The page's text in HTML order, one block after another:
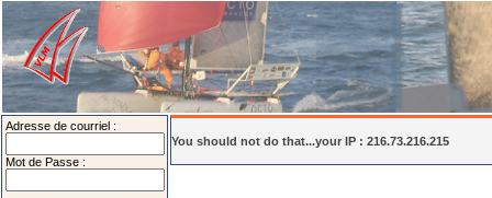
Adresse de courriel :
Mot de Passe :
You should not do that...your IP : 216.73.216.215